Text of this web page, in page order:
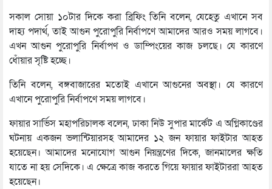
সকাল সোয়া ১০টার দিকে করা ব্রিফিং তিনি বলেন, যেহেতু এখানে সব
দাহ্য পদার্থ, তাই আগুন পুরোপুরি নির্বাপণে আমাদের আরও সময় লাগবে।
এখন আগুন পুরোপুরি নির্বাপণ ও ডাম্পিংয়ের কাজ চলছে। যে কারণে
ধোঁয়ার সৃষ্টি হচ্ছে।
তিনি বলেন, বঙ্গবাজারের মতোই এখানে আগুনের অবস্থা। যে কারণে
এখানে পুরোপুরি নির্বাপণে সময় লাগবে।
ফায়ার সার্ভিস মহাপরিচালক বলেন, ঢাকা নিউ সুপার মার্কেট এ অগ্নিকাণ্ডের
ঘটনায় একজন ভলান্টিয়ারসহ আমাদের ১২ জন ফায়ার ফাইটার আহত
হয়েছেন। আমাদের মনোযোগ আগুন নিয়ন্ত্রণের দিকে, জানমালের ক্ষতি
যাতে না হয় সেদিকে। এ ক্ষেত্রে কাজ করতে গিয়ে ফায়ার ফাইটাররা আহত
হয়েছেন।